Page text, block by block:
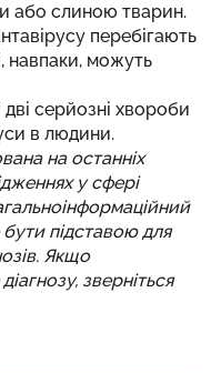
або слиною тварин.
перебігають
навпаки, можуть
серйозні хвороби
в людини.
на останніх
у сфері
підставою для
Якщо
зверніться